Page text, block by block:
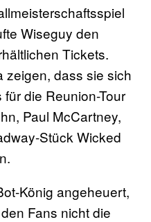
Wiseguy den
Tickets.
zeigen, dass sie sich
die Reunion-Tour
Paul McCartney,
Stück Wicked
König angeheuert,
Fans nicht die